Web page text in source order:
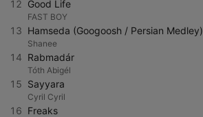
12 Good Life
FAST BOY
13 Hamseda (Googoosh / Persian Medley)
Shanee
14 Rabmadár
Tóth Abigél
15 Sayyara
Cyril Cyril
16 Freaks